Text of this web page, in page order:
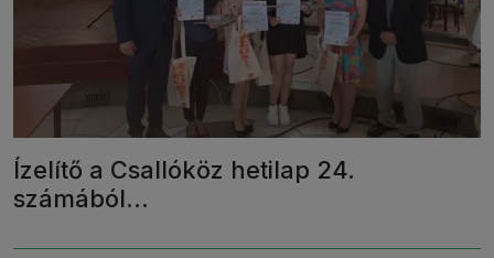
Ízelítő a Csallóköz hetilap 24.
számából…